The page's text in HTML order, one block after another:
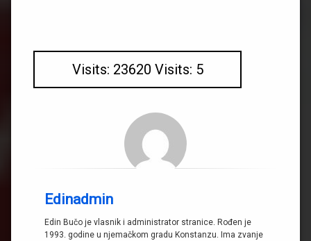
Visits: 23620 Visits: 5
Edinadmin
Edin Bučo je vlasnik i administrator stranice. Rođen je
1993. godine u njemačkom gradu Konstanzu. Ima zvanje